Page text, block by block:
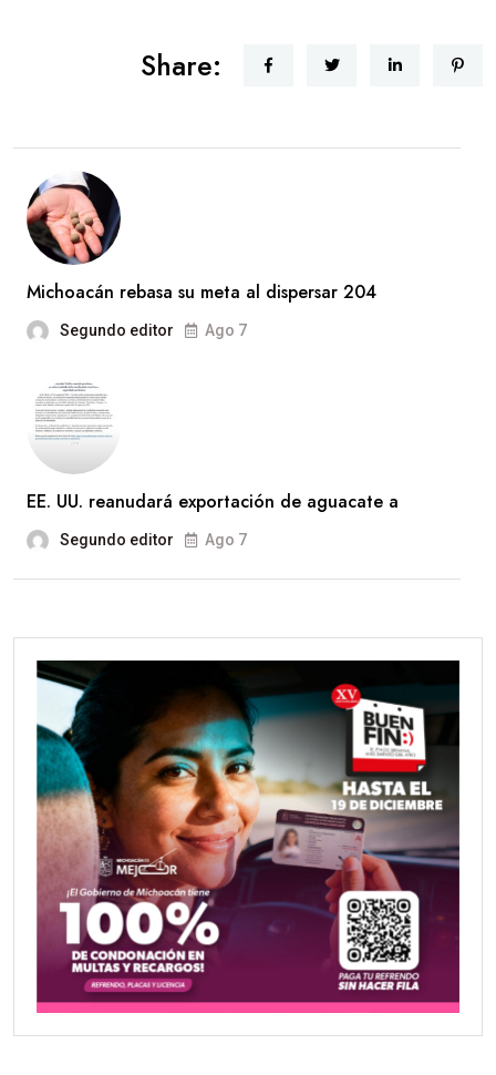
Share:
Michoacán rebasa su meta al dispersar 204
Segundo editor Ago 7
EE. UU. reanudará exportación de aguacate a
Segundo editor Ago 7